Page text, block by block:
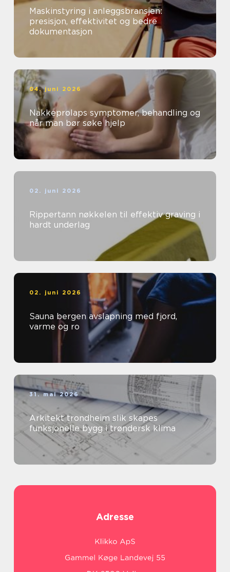
Maskinstyring i anleggsbransjen:
presisjon, effektivitet og bedre
dokumentasjon
04. juni 2026
Nakkeprolaps symptomer, behandling og
når man bør søke hjelp
02. juni 2026
Rippertann nøkkelen til effektiv graving i
hardt underlag
02. juni 2026
Sauna bergen avslapning med fjord,
varme og ro
31. mai 2026
Arkitekt trondheim slik skapes
funksjonelle bygg i trøndersk klima
Adresse